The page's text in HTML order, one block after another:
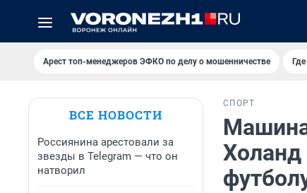
Арест топ-менеджеров ЭФКО по делу о мошенничестве
ВСЕ НОВОСТИ
Россиянина арестовали за
звезды в Telegram — что он
натворил
СПОРТ
Холанд